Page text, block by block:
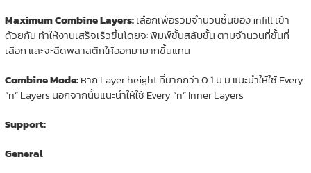
Maximum Combine Layers:เลือกเพื่อรวมจำนวนชั้นของ infill เข้า
ด้วยกัน ทำให้งานเสร็จเร็วขึ้นโดยจะพิมพ์ชั้นสลับชั้น ตามจำนวนที่ชั้นที่
เลือก และจะฉีดพลาสติกให้ออกมามากขึ้นแทน
Combine Mode:หาก Layer height ที่มากกว่า 0.1 ม.ม.แนะนำให้ใช้ Every
“n” Layers นอกจากนั้นแนะนำให้ใช้ Every “n” Inner Layers
Support:
General